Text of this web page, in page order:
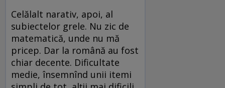
Celălalt narativ, apoi, al
subiectelor grele. Nu zic de
matematică, unde nu mă
pricep. Dar la română au fost
chiar decente. Dificultate
medie, însemnînd unii itemi